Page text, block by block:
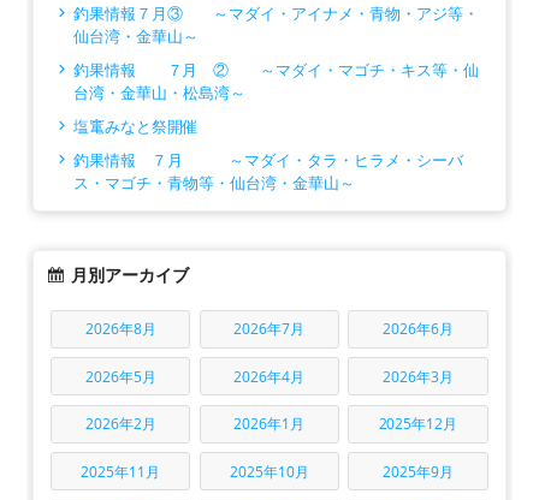
釣果情報７月③ ～マダイ・アイナメ・青物・アジ等・
仙台湾・金華山～
釣果情報 ７月 ② ～マダイ・マゴチ・キス等・仙
台湾・金華山・松島湾～
塩竃みなと祭開催
釣果情報 ７月 ～マダイ・タラ・ヒラメ・シーバ
ス・マゴチ・青物等・仙台湾・金華山～
月別アーカイブ
2026年8月 2026年7月 2026年6月
2026年5月 2026年4月 2026年3月
2026年2月 2026年1月 2025年12月
2025年11月 2025年10月 2025年9月